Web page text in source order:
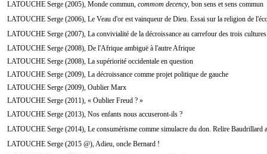
LATOUCHE Serge (2005), Monde commun, commom decency, bon sens et sens commun
LATOUCHE Serge (2006), Le Veau d'or est vainqueur de Dieu. Essai sur la religion de
LATOUCHE Serge (2007), La convivialité de la décroissance au carrefour des trois cultures
LATOUCHE Serge (2008), De l'Afrique ambiguë à l'autre Afrique
LATOUCHE Serge (2008), La supériorité occidentale en question
LATOUCHE Serge (2009), La décroissance comme projet politique de gauche
LATOUCHE Serge (2009), Oublier Marx
LATOUCHE Serge (2011), « Oublier Freud ? »
LATOUCHE Serge (2013), Nos enfants nous accuseront-ils ?
LATOUCHE Serge (2014), Le consumérisme comme simulacre du don. Relire Baudrillard
LATOUCHE Serge (2015 @), Adieu, oncle Bernard !